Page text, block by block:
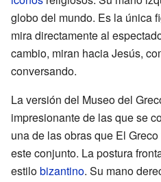
globo del mundo. Es la única
mira directamente al
cambio, miran hacia Jesús,
conversando.
La versión del Museo del
impresionante de las que se
una de las obras que El
este conjunto. La postura
estilobizantino. Su mano